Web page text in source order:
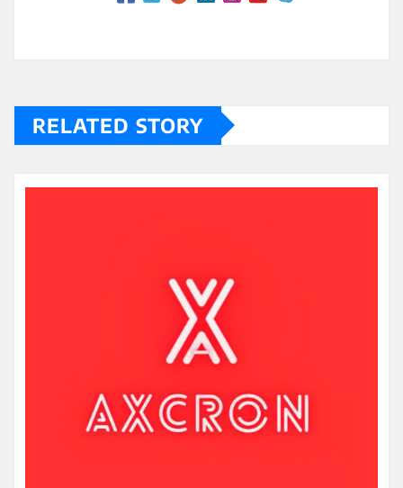
RELATED STORY